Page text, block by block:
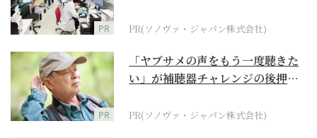
PR PR(ソノヴァ・ジャパン株式会社)
PR
「ヤブサメの声をもう一度聴きた
い」が補聴器チャレンジの後押し
PR(ソノヴァ・ジャパン株式会社)